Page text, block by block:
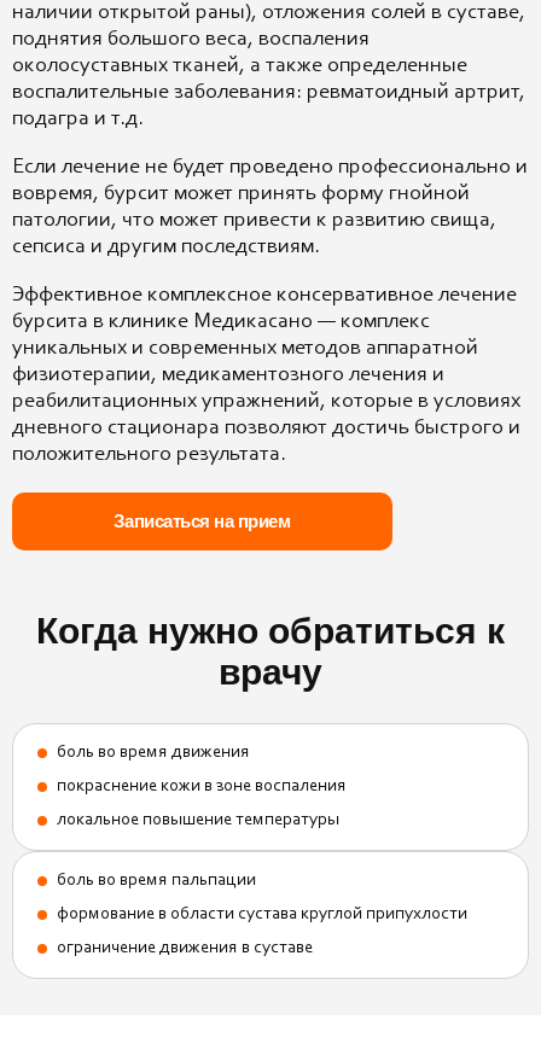
наличии открытой раны), отложения солей в суставе,
поднятия большого веса, воспаления
околосуставных тканей, а также определенные
воспалительные заболевания: ревматоидный артрит,
подагра и т.д.
Если лечение не будет проведено профессионально и
вовремя, бурсит может принять форму гнойной
патологии, что может привести к развитию свища,
сепсиса и другим последствиям.
Эффективное комплексное консервативное лечение
бурсита в клинике Медикасано — комплекс
уникальных и современных методов аппаратной
физиотерапии, медикаментозного лечения и
реабилитационных упражнений, которые в условиях
дневного стационара позволяют достичь быстрого и
положительного результата.
Записаться на прием
Когда нужно обратиться к
врачу
боль во время движения
покраснение кожи в зоне воспаления
локальное повышение температуры
боль во время пальпации
формование в области сустава круглой припухлости
ограничение движения в суставе